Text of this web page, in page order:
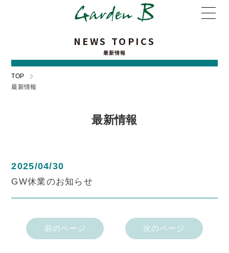
NEWS TOPICS
最新情報
TOP
最新情報
最新情報
2025/04/30
GW休業のお知らせ
前のページ 次のページ